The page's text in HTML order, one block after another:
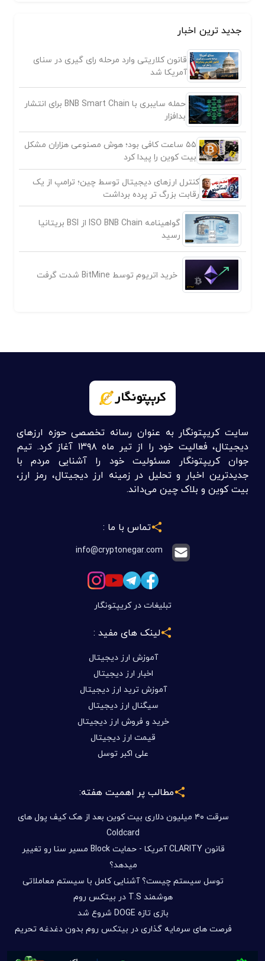
جدید ترین اخبار
قانون کلاریتی وارد مرحله رای گیری در سنای
آمریکا شد
حمله سایبری با BNB Smart Chain برای انتشار
بدافزار
۵۵ ساعت کافی بود؛ هوش مصنوعی هزاران مشکل
بیت کوین را پیدا کرد
کنترل ارزهای دیجیتال توسط چین؛ ترامپ از یک
رقابت بزرگ تر پرده برداشت
گواهینامه ISO BNB Chain از BSI بریتانیا
رسید
خرید اتریوم توسط BitMine شدت گرفت
سایت کریپتونگار به عنوان رسانه تخصصی حوزه ارزهای
دیجیتال، فعالیت خود را از تیر ماه ۱۳۹۸ آغاز کرد. تیم
جوان کریپتونگار مسئولیت خود را آشنایی مردم با
جدیدترین اخبار و تحلیل در زمینه ارز دیجیتال، رمز ارز،
بیت کوین و بلاک چین می‌داند.
تماس با ما :
info@cryptonegar.com
تبلیغات در کریپتونگار
لینک های مفید :
آموزش ارز دیجیتال
اخبار ارز دیجیتال
آموزش ترید ارز دیجیتال
سیگنال ارز دیجیتال
خرید و فروش ارز دیجیتال
قیمت ارز دیجیتال
علی اکبر توسل
مطالب پر اهمیت هفته:
سرقت ۴۰ میلیون دلاری بیت کوین بعد از هک کیف پول های
Coldcard
قانون CLARITY آمریکا - حمایت Block مسیر سنا رو تغییر
میدهد؟
توسل سیستم چیست؟ آشنایی کامل با سیستم معاملاتی
هوشمند T.S در بیتکس روم
بازی تازه DOGE شروع شد
فرصت های سرمایه گذاری در بیتکس روم بدون دغدغه تحریم